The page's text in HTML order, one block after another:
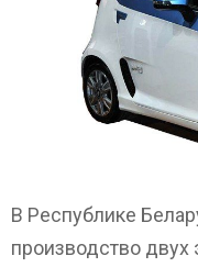
В Республике
производство двух